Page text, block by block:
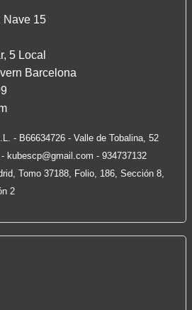
Nave 15
5 Local
Barcelona
- B66634726 - Valle de Tobalina, 52
kubescp@gmail.com - 934737132
Tomo 37188, Folio, 186, Sección 8,
2